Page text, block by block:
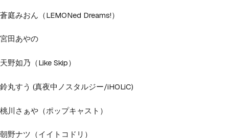
蒼庭みおん（LEMONed Dreams!）
宮田あやの
天野如乃（Like Skip）
鈴丸すう (真夜中ノスタルジー/iHOLiC)
桃川さぁや（ポップキャスト）
朝野ナツ（イイトコドリ）